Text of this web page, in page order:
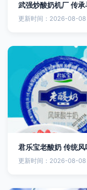
武强炒酸奶机厂 传
更新时间：2026-08-
君乐宝老酸奶 传统
更新时间：2026-08-